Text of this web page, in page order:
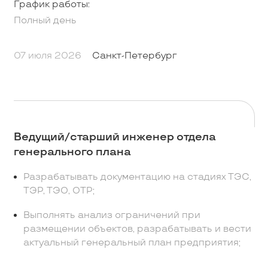
График работы:
Полный день
07 июля 2026 Санкт-Петербург
Ведущий/старший инженер отдела
генерального плана
Разрабатывать документацию на стадиях ТЭС,
ТЭР, ТЭО, ОТР;
Выполнять анализ ограничений при
размещении объектов, разрабатывать и вести
актуальный генеральный план предприятия;